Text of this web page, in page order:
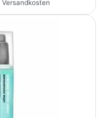
Versandkosten